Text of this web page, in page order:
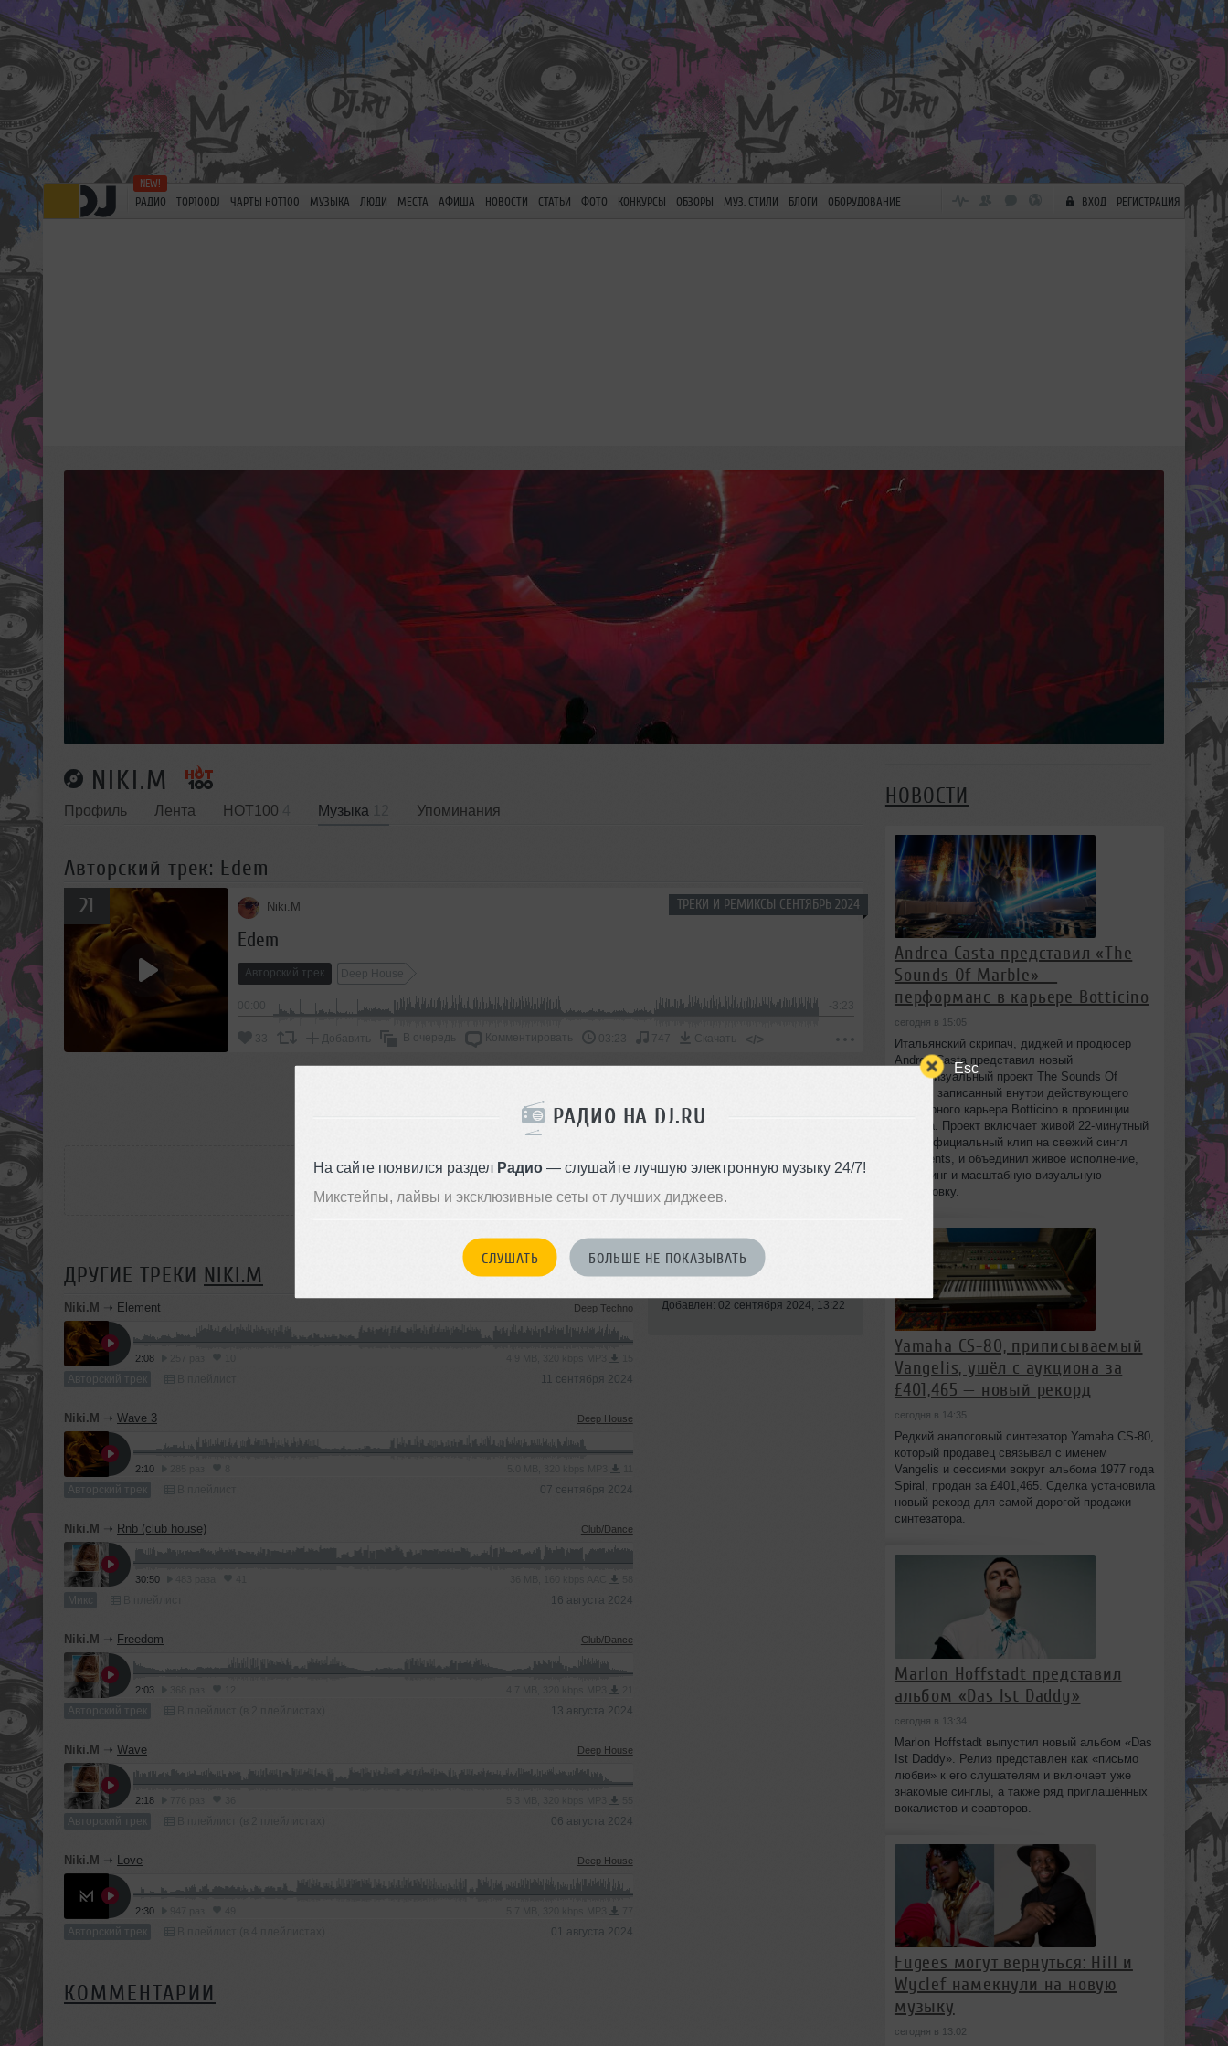
Esc
РАДИО НА DJ.RU
На сайте появился раздел Радио— слушайте лучшую электронную музыку 24/7!
Микстейпы, лайвы и эксклюзивные сеты от лучших диджеев.
СЛУШАТЬ БОЛЬШЕ НЕ ПОКАЗЫВАТЬ
РАДИО TOP100DJ ЧАРТЫ HOT100 МУЗЫКА ЛЮДИ МЕСТА АФИША НОВОСТИ СТАТЬИ ФОТО КОНКУРСЫ ОБЗОРЫ МУЗ. СТИЛИ БЛОГИ ОБОРУДОВАНИЕ ВХОД РЕГИСТРАЦИЯ
NIKI.M
Профиль Лента HOT100 Музыка Упоминания
Авторский трек: Edem
ТРЕКИ И РЕМИКСЫ СЕНТЯБРЬ 2024
21 Niki.M
Edem
Авторский трек Deep House
-3:23
33 Добавить В очередь Комментировать 03:23 747 Скачать </>
ПОДДЕРЖАТЬ АРТИСТА
ДРУГИЕ ТРЕКИ NIKI.M
Niki.M ➝ Element Deep Techno
2:08
Авторский трек 11 сентября 2024
Niki.M ➝ Wave 3 Deep House
2:10
Авторский трек 07 сентября 2024
Niki.M ➝ Rnb (club house) Club/Dance
30:50
Микс 16 августа 2024
Niki.M ➝ Freedom Club/Dance
2:03
Авторский трек 13 августа 2024
Niki.M ➝ Wave Deep House
2:18
Авторский трек 06 августа 2024
Niki.M ➝ Love Deep House
2:30
Авторский трек 01 августа 2024
Стиль: Deep House
Добавлен: 02 сентября 2024, 13:22
КОММЕНТАРИИ
НОВОСТИ
Andrea Casta представил «The
Sounds Of Marble» —
перформанс в карьере Botticino
сегодня в 15:05
Итальянский скрипач, диджей и продюсер
Andrea Casta представил новый
аудиовизуальный проект The Sounds Of
Marble, записанный внутри действующего
мраморного карьера Botticino в провинции
Brescia. Проект включает живой 22‑минутный
сет и официальный клип на свежий сингл
Fragments, и объединил живое исполнение,
диджеинг и масштабную визуальную
постановку.
Yamaha CS-80, приписываемый
Vangelis, ушёл с аукциона за
£401,465 — новый рекорд
сегодня в 14:35
Редкий аналоговый синтезатор Yamaha CS-80,
который продавец связывал с именем
Vangelis и сессиями вокруг альбома 1977 года
Spiral, продан за £401,465. Сделка установила
новый рекорд для самой дорогой продажи
синтезатора.
Marlon Hoffstadt представил
альбом «Das Ist Daddy»
сегодня в 13:34
Marlon Hoffstadt выпустил новый альбом «Das
Ist Daddy». Релиз представлен как «письмо
любви» к его слушателям и включает уже
знакомые синглы, а также ряд приглашённых
вокалистов и соавторов.
Fugees могут вернуться: Hill и
Wyclef намекнули на новую
музыку
сегодня в 13:02